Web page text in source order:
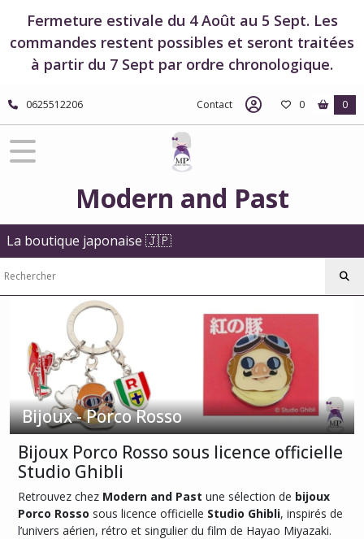
Fermeture estivale du 4 Août au 5 Sept. Les
commandes restent possibles et seront traitées
à partir du 7 Sept par ordre chronologique.
0625512206 Contact 0 0
Modern and Past
La boutique japonaise 🇯🇵
Bijoux - Porco Rosso
Bijoux Porco Rosso sous licence officielle
Studio Ghibli
Retrouvez chez Modern and Past une sélection de bijoux
Porco Rosso sous licence officielle Studio Ghibli, inspirés de
l’univers aérien, rétro et singulier du film de Hayao Miyazaki.
Fermer
FILTRES
Tous
Boutique
Studio
Bijoux
Porco
Rosso
Pin's
-
Porco
Rosso
(2)
Porte-
clés
-
Porco
Rosso
(2)